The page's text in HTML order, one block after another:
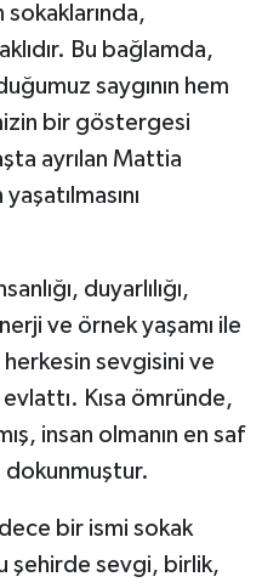
sokaklarında,
Bu bağlamda,
saygının hem
bir göstergesi
ayrılan Mattia
duyarlılığı,
ve örnek yaşamı ile
herkesin sevgisini ve
Kısa ömründe,
insan olmanın en saf
bir ismi sokak
şehirde sevgi, birlik,